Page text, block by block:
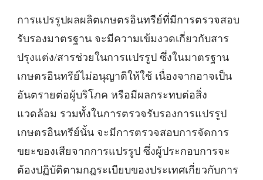
การแปรรูปผลผลิตเกษตรอินทรีย์ที่มีการตรวจสอบ
รับรองมาตรฐาน จะมีความเข้มงวดเกี่ยวกับสาร
ปรุงแต่ง/สารช่วยในการแปรรูป ซึ่งในมาตรฐาน
เกษตรอินทรีย์ไม่อนุญาติให้ใช้ เนื่องจากอาจเป็น
อันตรายต่อผู้บริโภค หรือมีผลกระทบต่อสิ่ง
แวดล้อม รวมทั้งในการตรวจรับรองการแปรรูป
เกษตรอินทรีย์นั้น จะมีการตรวจสอบการจัดการ
ขยะของเสียจากการแปรรูป ซึ่งผู้ประกอบการจะ
ต้องปฏิบัติตามกฎระเบียบของประเทศเกี่ยวกับการ